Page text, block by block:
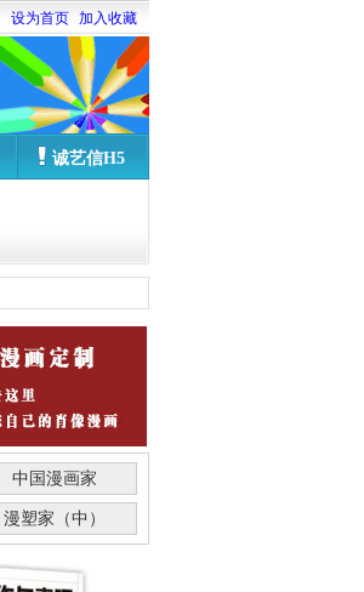
设为首页 加入收藏
诚艺信H5
中国漫画家
漫塑家（中）